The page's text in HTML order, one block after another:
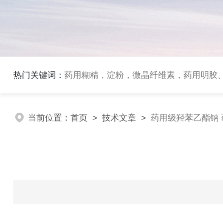
热门关键词： 药用糊精，淀粉，微晶纤维素，药用明胶、药用蔗糖、吐温80、丙二醇、冰醋酸、泊洛沙姆、乳膏基质、药用淀粉、药用糊精、硬脂酸镁、聚丙烯酸树
当前位置： 首页 > 技术文章 > 药用级羟苯乙酯钠